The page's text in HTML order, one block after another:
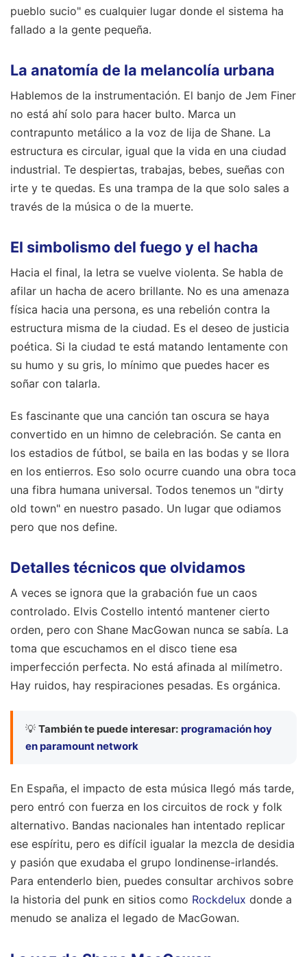
pueblo sucio" es cualquier lugar donde el sistema ha
fallado a la gente pequeña.
La anatomía de la melancolía urbana
Hablemos de la instrumentación. El banjo de Jem Finer
no está ahí solo para hacer bulto. Marca un
contrapunto metálico a la voz de lija de Shane. La
estructura es circular, igual que la vida en una ciudad
industrial. Te despiertas, trabajas, bebes, sueñas con
irte y te quedas. Es una trampa de la que solo sales a
través de la música o de la muerte.
El simbolismo del fuego y el hacha
Hacia el final, la letra se vuelve violenta. Se habla de
afilar un hacha de acero brillante. No es una amenaza
física hacia una persona, es una rebelión contra la
estructura misma de la ciudad. Es el deseo de justicia
poética. Si la ciudad te está matando lentamente con
su humo y su gris, lo mínimo que puedes hacer es
soñar con talarla.
Es fascinante que una canción tan oscura se haya
convertido en un himno de celebración. Se canta en
los estadios de fútbol, se baila en las bodas y se llora
en los entierros. Eso solo ocurre cuando una obra toca
una fibra humana universal. Todos tenemos un "dirty
old town" en nuestro pasado. Un lugar que odiamos
pero que nos define.
Detalles técnicos que olvidamos
A veces se ignora que la grabación fue un caos
controlado. Elvis Costello intentó mantener cierto
orden, pero con Shane MacGowan nunca se sabía. La
toma que escuchamos en el disco tiene esa
imperfección perfecta. No está afinada al milímetro.
Hay ruidos, hay respiraciones pesadas. Es orgánica.
💡 También te puede interesar: programación hoy
en paramount network
En España, el impacto de esta música llegó más tarde,
pero entró con fuerza en los circuitos de rock y folk
alternativo. Bandas nacionales han intentado replicar
ese espíritu, pero es difícil igualar la mezcla de desidia
y pasión que exudaba el grupo londinense-irlandés.
Para entenderlo bien, puedes consultar archivos sobre
la historia del punk en sitios como Rockdelux donde a
menudo se analiza el legado de MacGowan.